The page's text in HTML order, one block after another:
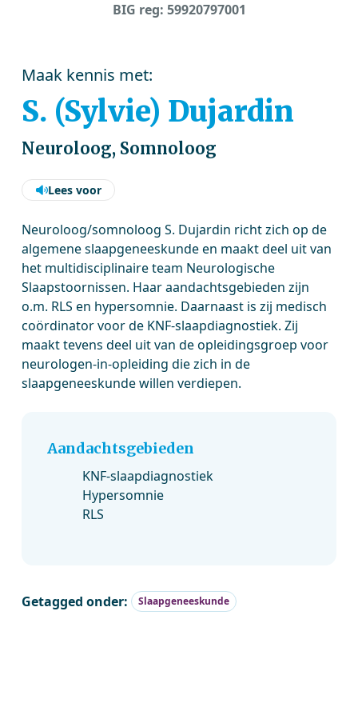
BIG reg: 59920797001
Maak kennis met:
S. (Sylvie) Dujardin
Neuroloog, Somnoloog
Lees voor
Neuroloog/somnoloog S. Dujardin richt zich op de
algemene slaapgeneeskunde en maakt deel uit van
het multidisciplinaire team Neurologische
Slaapstoornissen. Haar aandachtsgebieden zijn
o.m. RLS en hypersomnie. Daarnaast is zij medisch
coördinator voor de KNF-slaapdiagnostiek. Zij
maakt tevens deel uit van de opleidingsgroep voor
neurologen-in-opleiding die zich in de
slaapgeneeskunde willen verdiepen.
Aandachtsgebieden
KNF-slaapdiagnostiek
Hypersomnie
RLS
Getagged onder: Slaapgeneeskunde